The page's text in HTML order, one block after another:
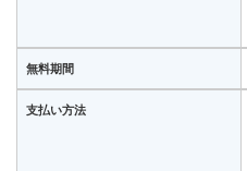
無料期間
支払い方法